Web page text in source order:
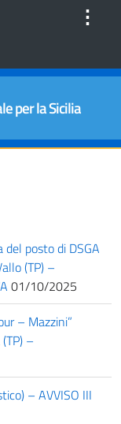
⋮
per la Sicilia
posto di DSGA
(TP) –
01/10/2025
– Mazzini”
–
– AVVISO III